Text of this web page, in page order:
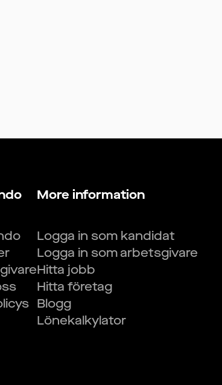
More information
Logga in som kandidat
Logga in som arbetsgivare
Hitta jobb
Hitta företag
Blogg
Lönekalkylator